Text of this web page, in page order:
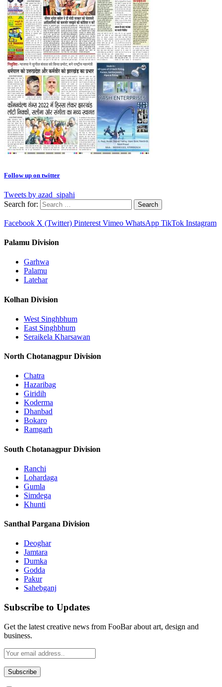
Follow up on twitter
Tweets by azad_sipahi
Search for:
Facebook X (Twitter) Pinterest Vimeo WhatsApp TikTok Instagram
Palamu Division
Garhwa
Palamu
Latehar
Kolhan Division
West Singhbhum
East Singhbhum
Seraikela Kharsawan
North Chotanagpur Division
Chatra
Hazaribag
Giridih
Koderma
Dhanbad
Bokaro
Ramgarh
South Chotanagpur Division
Ranchi
Lohardaga
Gumla
Simdega
Khunti
Santhal Pargana Division
Deoghar
Jamtara
Dumka
Godda
Pakur
Sahebganj
Subscribe to Updates
Get the latest creative news from FooBar about art, design and
business.